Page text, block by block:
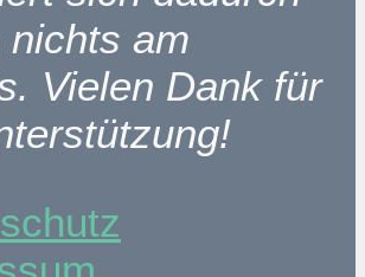
am
Vielen Dank für